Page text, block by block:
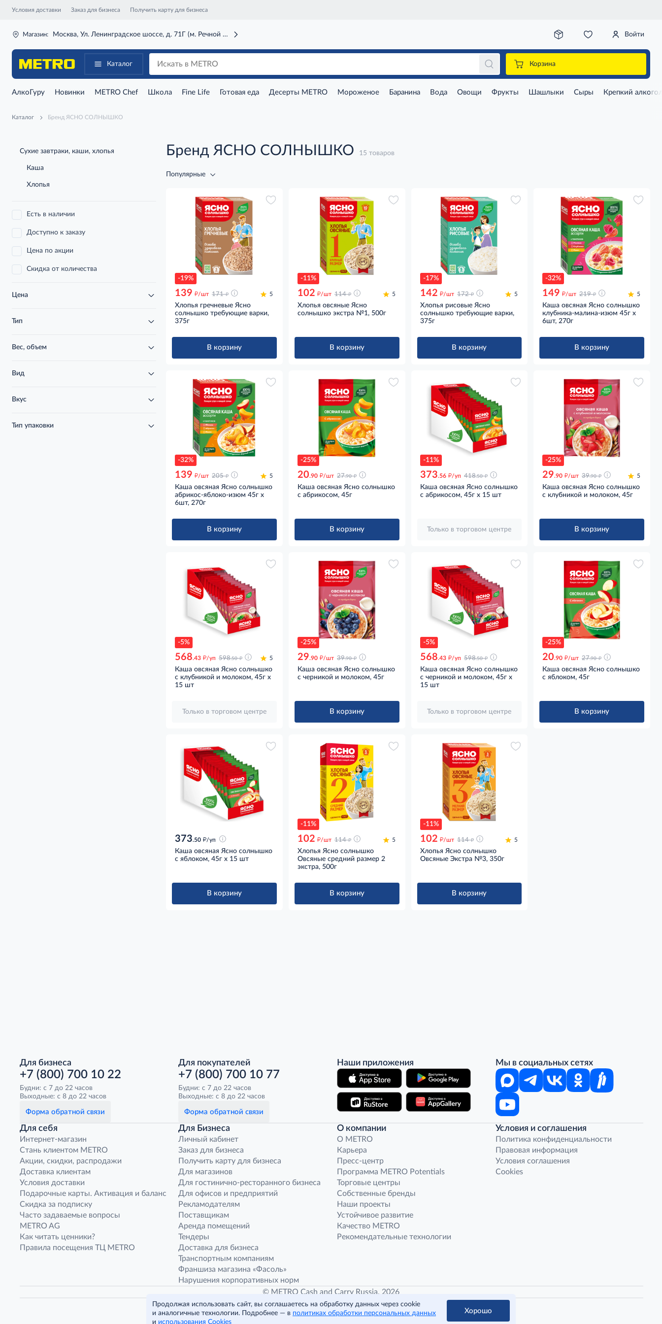
Условия доставки Заказ для бизнеса Получить карту для бизнеса
Магазин: Москва, Ул. Ленинградское шоссе, д. 71Г (м. Речной вокзал) Войти
Каталог Корзина
АлкоГуру Новинки METRO Chef Школа Fine Life Готовая еда Десерты METRO Мороженое Баранина Вода Овощи Фрукты Шашлыки Сыры Крепкий
Каталог Бренд ЯСНО СОЛНЫШКО
Сухие завтраки, каши, хлопья
Каша
Хлопья
Есть в наличии
Доступно к заказу
Цена по акции
Скидка от количества
Цена
Тип
Вес, объем
Вид
Вкус
Тип упаковки
Бренд ЯСНО СОЛНЫШКО 15 товаров
Популярные
-19%
139 д/шт 171 д 5
Хлопья гречневые Ясно
солнышко требующие варки,
375г
В корзину
-11%
102 д/шт 114 д 5
Хлопья овсяные Ясно
солнышко экстра №1, 500г
В корзину
-17%
142 д/шт 172 д 5
Хлопья рисовые Ясно
солнышко требующие варки,
375г
В корзину
-32%
149 д/шт 219 д 5
Каша овсяная Ясно солнышко
клубника-малина-изюм 45г x
6шт, 270г
В корзину
-32%
139 д/шт 205 д 5
Каша овсяная Ясно солнышко
абрикос-яблоко-изюм 45г x
6шт, 270г
В корзину
-25%
20.90 д/шт 27.90 д
Каша овсяная Ясно солнышко
с абрикосом, 45г
В корзину
-11%
373.56 д/уп 418.50 д
Каша овсяная Ясно солнышко
с абрикосом, 45г x 15 шт
Только в торговом центре
-25%
29.90 д/шт 39.90 д 5
Каша овсяная Ясно солнышко
с клубникой и молоком, 45г
В корзину
-5%
568.43 д/уп 598.50 д 5
Каша овсяная Ясно солнышко
с клубникой и молоком, 45г x
15 шт
Только в торговом центре
-25%
29.90 д/шт 39.90 д
Каша овсяная Ясно солнышко
с черникой и молоком, 45г
В корзину
-5%
568.43 д/уп 598.50 д
Каша овсяная Ясно солнышко
с черникой и молоком, 45г x
15 шт
Только в торговом центре
-25%
20.90 д/шт 27.90 д
Каша овсяная Ясно солнышко
с яблоком, 45г
В корзину
373.50 д/уп
Каша овсяная Ясно солнышко
с яблоком, 45г x 15 шт
В корзину
-11%
102 д/шт 114 д 5
Хлопья Ясно солнышко
Овсяные средний размер 2
экстра, 500г
В корзину
-11%
102 д/шт 114 д 5
Хлопья Ясно солнышко
Овсяные Экстра №3, 350г
В корзину
Для бизнеса
+7 (800) 700 10 22
Будни: с 7 до 22 часов
Выходные: с 8 до 22 часов
Форма обратной связи
Для покупателей
+7 (800) 700 10 77
Будни: с 7 до 22 часов
Выходные: с 8 до 22 часов
Форма обратной связи
Наши приложения Мы в социальных сетях
Для себя
Интернет-магазин
Стань клиентом METRO
Акции, скидки, распродажи
Доставка клиентам
Условия доставки
Подарочные карты. Активация и баланс
Скидка за подписку
Часто задаваемые вопросы
METRO AG
Как читать ценники?
Правила посещения ТЦ METRO
Для Бизнеса
Личный кабинет
Заказ для бизнеса
Получить карту для бизнеса
Для магазинов
Для гостинично-ресторанного бизнеса
Для офисов и предприятий
Рекламодателям
Поставщикам
Аренда помещений
Тендеры
Доставка для бизнеса
Транспортным компаниям
Франшиза магазина «Фасоль»
Нарушения корпоративных норм
О компании
O METRO
Карьера
Пресс-центр
Программа METRO Potentials
Торговые центры
Собственные бренды
Наши проекты
Устойчивое развитие
Качество METRO
Рекомендательные технологии
Условия и соглашения
Политика конфиденциальности
Правовая информация
Условия соглашения
Cookies
© METRO Cash and Carry Russia, 2026
Читать полностью
Продолжая использовать сайт, вы соглашаетесь на обработку данных через cookie
и аналогичные технологии. Подробнее — в политиках обработки персональных данных
и использования Cookies
Хорошо